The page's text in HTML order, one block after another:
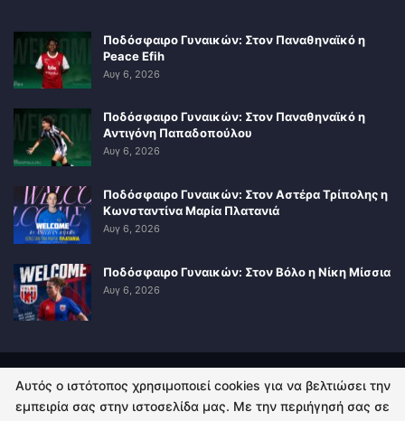
Ποδόσφαιρο Γυναικών: Στον Παναθηναϊκό η
Peace Efih
Αυγ 6, 2026
Ποδόσφαιρο Γυναικών: Στον Παναθηναϊκό η
Αντιγόνη Παπαδοπούλου
Αυγ 6, 2026
Ποδόσφαιρο Γυναικών: Στον Αστέρα Τρίπολης η
Κωνσταντίνα Μαρία Πλατανιά
Αυγ 6, 2026
Ποδόσφαιρο Γυναικών: Στον Βόλο η Νίκη Μίσσια
Αυγ 6, 2026
ΠΟΛΙΤΙΚΗ ΑΠΟΡΡΗΤΟΥ ΕΠΙΚΟΙΝΩΝΙΑ
Αυτός ο ιστότοπος χρησιμοποιεί cookies για να βελτιώσει την
εμπειρία σας στην ιστοσελίδα μας. Με την περιήγησή σας σε